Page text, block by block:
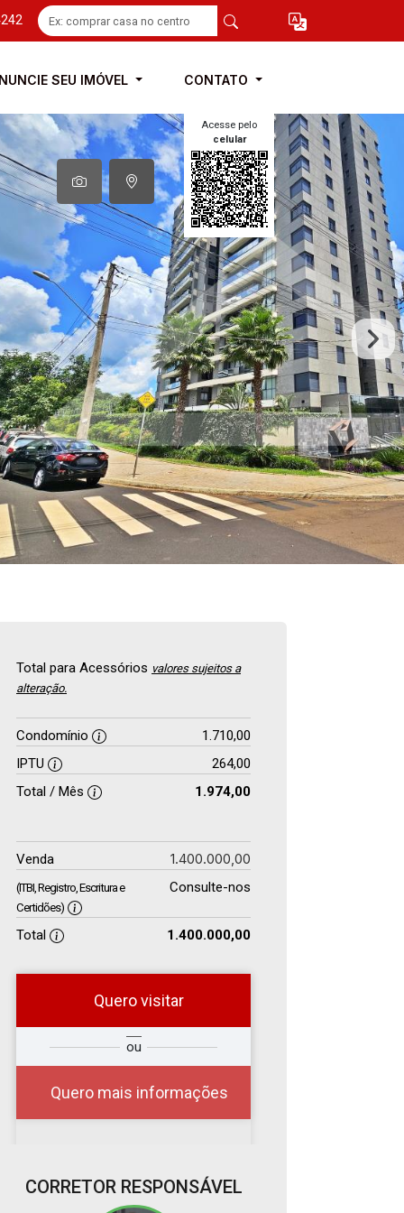
SEU IMÓVEL CONTATO
Acesse pelo
celular
Total para Acessórios valores sujeitos a
alteração.
Condomínio
1.710,00
IPTU
264,00
Total / Mês
1.974,00
Venda 1.400.000,00
(ITBI, Registro, Escritura e
Certidões)
Consulte-nos
Total 1.400.000,00
Quero visitar
ou
Quero mais informações
Qual o melhor dia e
horário para você?
CORRETOR RESPONSÁVEL